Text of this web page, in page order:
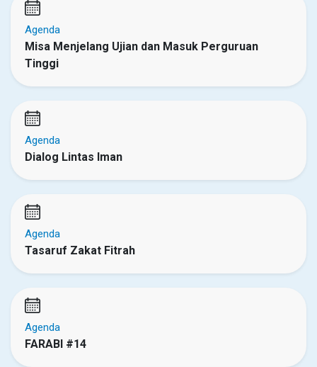
Agenda
Misa Menjelang Ujian dan Masuk Perguruan
Tinggi
Agenda
Dialog Lintas Iman
Agenda
Tasaruf Zakat Fitrah
Agenda
FARABI #14